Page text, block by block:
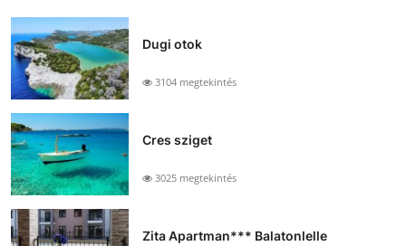
Dugi otok
3104 megtekintés
Cres sziget
3025 megtekintés
Zita Apartman*** Balatonlelle